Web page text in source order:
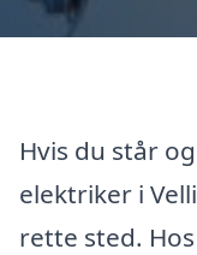
Hvis du står
elektriker i
rette sted.